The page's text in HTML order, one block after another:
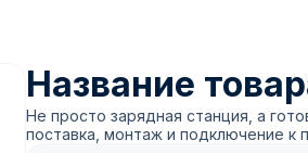
Название
Не просто зарядная станция, а
поставка, монтаж и подключение к